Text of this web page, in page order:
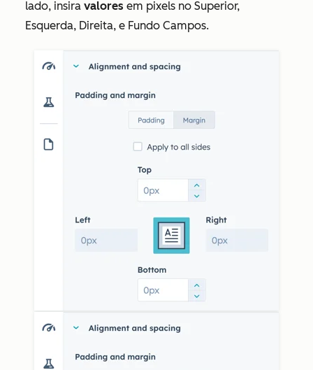
lado, insira valores em pixels no Superior,
Esquerda, Direita, e Fundo Campos.